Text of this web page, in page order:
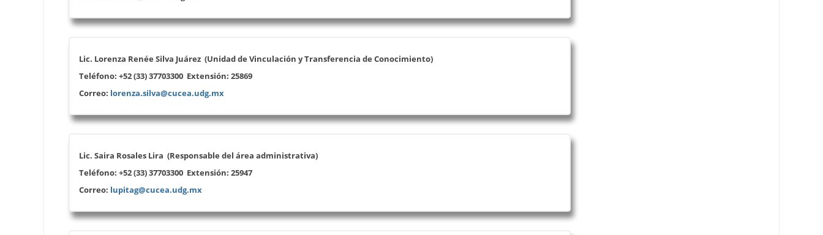
Lic. Lorenza Renée Silva Juárez (Unidad de Vinculación y Transferencia de Conocimiento)
Teléfono: +52 (33) 37703300 Extensión: 25869
Correo: lorenza.silva@cucea.udg.mx
Lic. Saira Rosales Lira (Responsable del área administrativa)
Teléfono: +52 (33) 37703300 Extensión: 25947
Correo: lupitag@cucea.udg.mx